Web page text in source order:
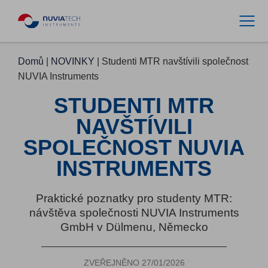
Domů NOVINKY
Studenti MTR navštívili společnost
NUVIA Instruments
STUDENTI MTR
NAVŠTÍVILI
SPOLEČNOST NUVIA
INSTRUMENTS
Praktické poznatky pro studenty MTR:
návštěva společnosti NUVIA Instruments
GmbH v Dülmenu, Německo
ZVEŘEJNĚNO 27/01/2026